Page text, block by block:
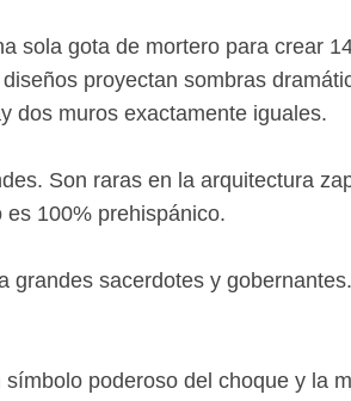
sola gota de mortero para crear
proyectan sombras
dos muros exactamente iguales.
Son raras en la arquitectura
100% prehispánico.
grandes sacerdotes y
poderoso del choque y la